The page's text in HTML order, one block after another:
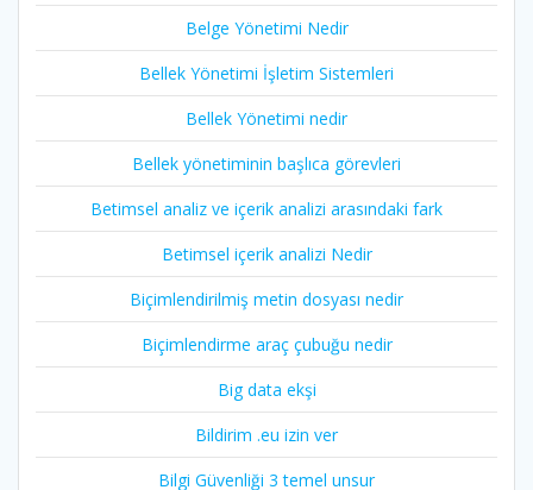
Belge Yönetimi Nedir
Bellek Yönetimi İşletim Sistemleri
Bellek Yönetimi nedir
Bellek yönetiminin başlıca görevleri
Betimsel analiz ve içerik analizi arasındaki fark
Betimsel içerik analizi Nedir
Biçimlendirilmiş metin dosyası nedir
Biçimlendirme araç çubuğu nedir
Big data ekşi
Bildirim .eu izin ver
Bilgi Güvenliği 3 temel unsur